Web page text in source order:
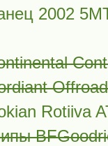
2002
Rotiiva